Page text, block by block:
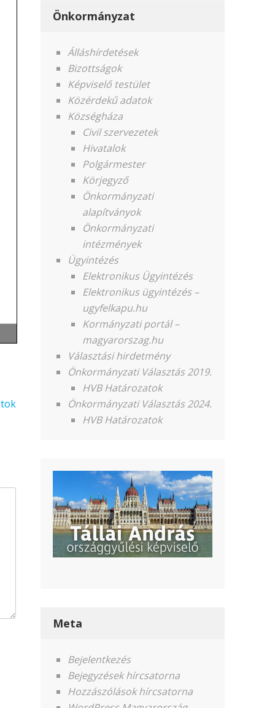
Önkormányzat
Álláshírdetések
Bizottságok
Képviselő testület
Közérdekű adatok
Községháza
Civil szervezetek
Hivatalok
Polgármester
Körjegyző
Önkormányzati
alapítványok
Önkormányzati
intézmények
Ügyintézés
Elektronikus Ügyintézés
Elektronikus ügyintézés –
ugyfelkapu.hu
Kormányzati portál –
magyarorszag.hu
Választási hirdetmény
Önkormányzati Választás 2019.
HVB Határozatok
Önkormányzati Választás 2024.
HVB Határozatok
Meta
Bejelentkezés
Bejegyzések hírcsatorna
Hozzászólások hírcsatorna